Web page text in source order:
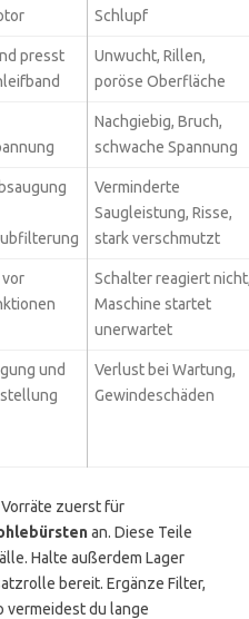
Schlupf
presst
Unwucht, Rillen,
poröse Oberfläche
Nachgiebig, Bruch,
schwache Spannung
Verminderte
Saugleistung, Risse,
stark verschmutzt
Schalter reagiert
Maschine startet
unerwartet
und
Verlust bei Wartung,
Gewindeschäden
zuerst für
an. Diese Teile
Halte außerdem Lager
bereit. Ergänze Filter,
vermeidest du lange